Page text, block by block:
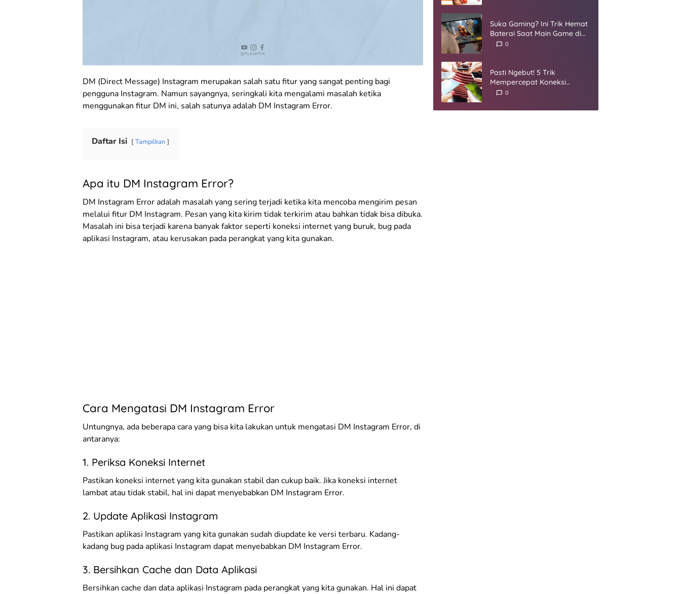
DM (Direct Message) Instagram merupakan salah satu fitur yang sangat penting bagi
pengguna Instagram. Namun sayangnya, seringkali kita mengalami masalah ketika
menggunakan fitur DM ini, salah satunya adalah DM Instagram Error.
Daftar Isi Tampilkan
Apa itu DM Instagram Error?
DM Instagram Error adalah masalah yang sering terjadi ketika kita mencoba mengirim pesan
melalui fitur DM Instagram. Pesan yang kita kirim tidak terkirim atau bahkan tidak bisa dibuka.
Masalah ini bisa terjadi karena banyak faktor seperti koneksi internet yang buruk, bug pada
aplikasi Instagram, atau kerusakan pada perangkat yang kita gunakan.
Cara Mengatasi DM Instagram Error
Untungnya, ada beberapa cara yang bisa kita lakukan untuk mengatasi DM Instagram Error, di
antaranya:
1. Periksa Koneksi Internet
Pastikan koneksi internet yang kita gunakan stabil dan cukup baik. Jika koneksi internet
lambat atau tidak stabil, hal ini dapat menyebabkan DM Instagram Error.
2. Update Aplikasi Instagram
Pastikan aplikasi Instagram yang kita gunakan sudah diupdate ke versi terbaru. Kadang-
kadang bug pada aplikasi Instagram dapat menyebabkan DM Instagram Error.
3. Bersihkan Cache dan Data Aplikasi
Bersihkan cache dan data aplikasi Instagram pada perangkat yang kita gunakan. Hal ini dapat
Suka Gaming? Ini Trik Hemat
Baterai Saat Main Game di
Smartphone
0
Pasti Ngebut! 5 Trik
Mempercepat Koneksi
Internet yang Harus Kamu
0